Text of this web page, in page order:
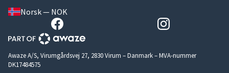
Norsk — NOK
Awaze A/S, Virumgårdsvej 27, 2830 Virum – Danmark – MVA-nummer
DK17484575